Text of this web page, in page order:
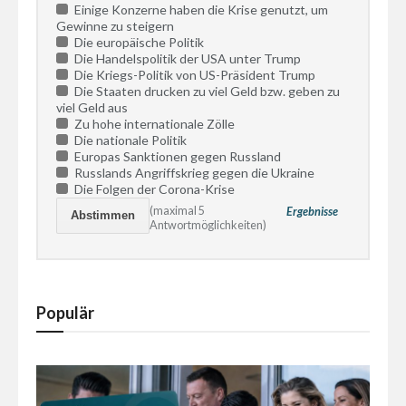
Einige Konzerne haben die Krise genutzt, um
Gewinne zu steigern
Die europäische Politik
Die Handelspolitik der USA unter Trump
Die Kriegs-Politik von US-Präsident Trump
Die Staaten drucken zu viel Geld bzw. geben zu
viel Geld aus
Zu hohe internationale Zölle
Die nationale Politik
Europas Sanktionen gegen Russland
Russlands Angriffskrieg gegen die Ukraine
Die Folgen der Corona-Krise
Ergebnisse
(maximal 5
Antwortmöglichkeiten)
Populär